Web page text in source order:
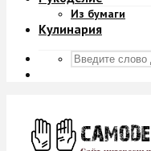
Из бумаги
Кулинария